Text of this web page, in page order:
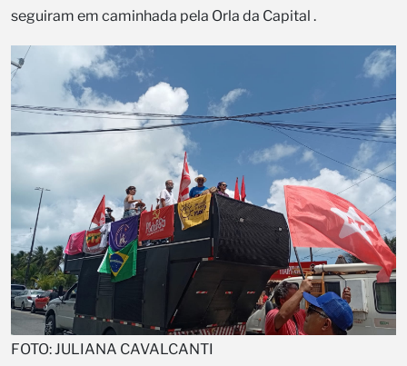
seguiram em caminhada pela Orla da Capital .
FOTO: JULIANA CAVALCANTI